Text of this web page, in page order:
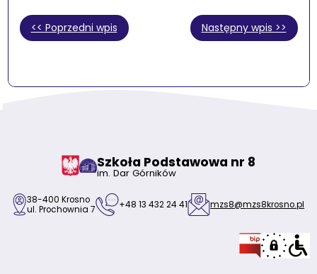
<< Poprzedni wpis Następny wpis >>
Szkoła Podstawowa nr 8
im. Dar Górników
38-400 Krosno
ul. Prochownia 7
+48 13 432 24 41 mzs8@mzs8krosno.pl